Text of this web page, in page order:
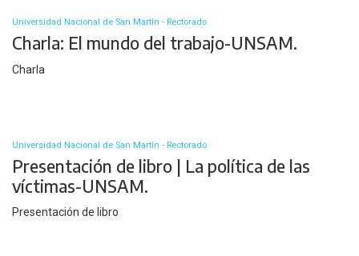
Universidad Nacional de San Martín - Rectorado
Charla: El mundo del trabajo-UNSAM.
Charla
Universidad Nacional de San Martín - Rectorado
Presentación de libro | La política de las
víctimas-UNSAM.
Presentación de libro